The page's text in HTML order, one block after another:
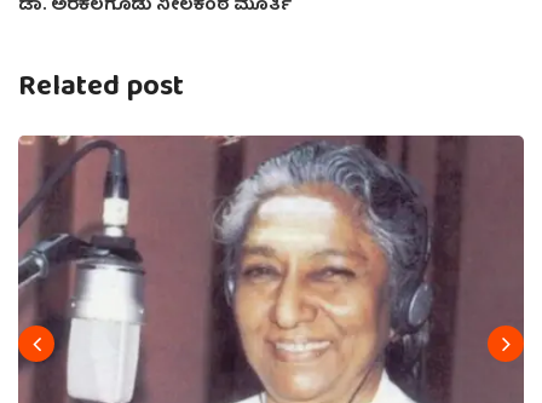
ಡಾ. ಅರಕಲಗೂಡು ನೀಲಕಂಠ ಮೂರ್ತಿ
Related post